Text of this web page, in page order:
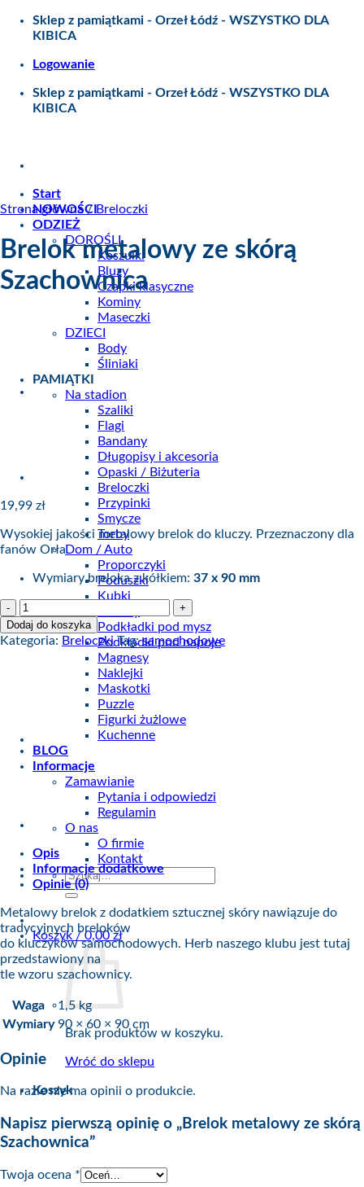
Skip
Sklep z pamiątkami - Orzeł Łódź - WSZYSTKO DLA
KIBICA
Logowanie
Sklep z pamiątkami - Orzeł Łódź - WSZYSTKO DLA
KIBICA
Start
NOWOŚCI
ODZIEŻ
DOROŚLI
Koszulki
Bluzy
Czapki klasyczne
Kominy
Maseczki
DZIECI
Body
Śliniaki
PAMIĄTKI
Na stadion
Szaliki
Flagi
Bandany
Długopisy i akcesoria
Opaski / Biżuteria
Breloczki
Przypinki
Smycze
Torby
Dom / Auto
Proporczyki
Poduszki
Kubki
Podkładki pod mysz
Podkładki pod napoje
Magnesy
Naklejki
Maskotki
Puzzle
Figurki żużlowe
Kuchenne
BLOG
Informacje
Zamawianie
Pytania i odpowiedzi
Regulamin
O nas
O firmie
Kontakt
Szukaj:
Koszyk /0,00zł
Brak produktów w koszyku.
Wróć do sklepu
Koszyk
Strona główna / Breloczki
Brelok metalowy ze skórą
Szachownica
19,99 zł
Wysokiej jakości metalowy brelok do kluczy. Przeznaczony dla
fanów Orła.
Wymiary breloka z kółkiem: 37 x 90 mm
ilość
Brelok
metalowy
Dodaj do koszyka
Kategoria: Breloczki Tag:samochodowe
Opis
Informacje dodatkowe
Opinie (0)
Metalowy brelok z dodatkiem sztucznej skóry nawiązuje do
tradycyjnych breloków
do kluczyków samochodowych. Herb naszego klubu jest tutaj
przedstawiony na
tle wzoru szachownicy.
Waga
1,5 kg
Wymiary 90 × 60 × 90 cm
Opinie
Na razie nie ma opinii o produkcie.
Napisz pierwszą opinię o „Brelok metalowy ze skórą
Szachownica”
Twoja ocena *